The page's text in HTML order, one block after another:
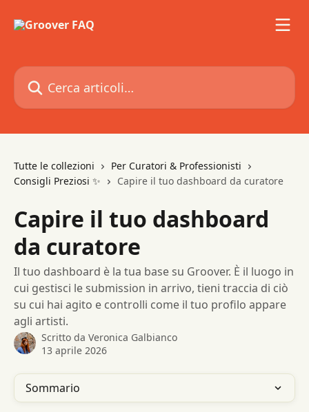
Cerca articoli…
Tutte le collezioni
Per Curatori & Professionisti
Consigli Preziosi ✨
Capire il tuo dashboard da curatore
Capire il tuo dashboard
da curatore
Il tuo dashboard è la tua base su Groover. È il luogo in
cui gestisci le submission in arrivo, tieni traccia di ciò
su cui hai agito e controlli come il tuo profilo appare
agli artisti.
Scritto da Veronica Galbianco
13 aprile 2026
Sommario